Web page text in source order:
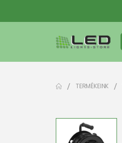
TERMÉKEINK